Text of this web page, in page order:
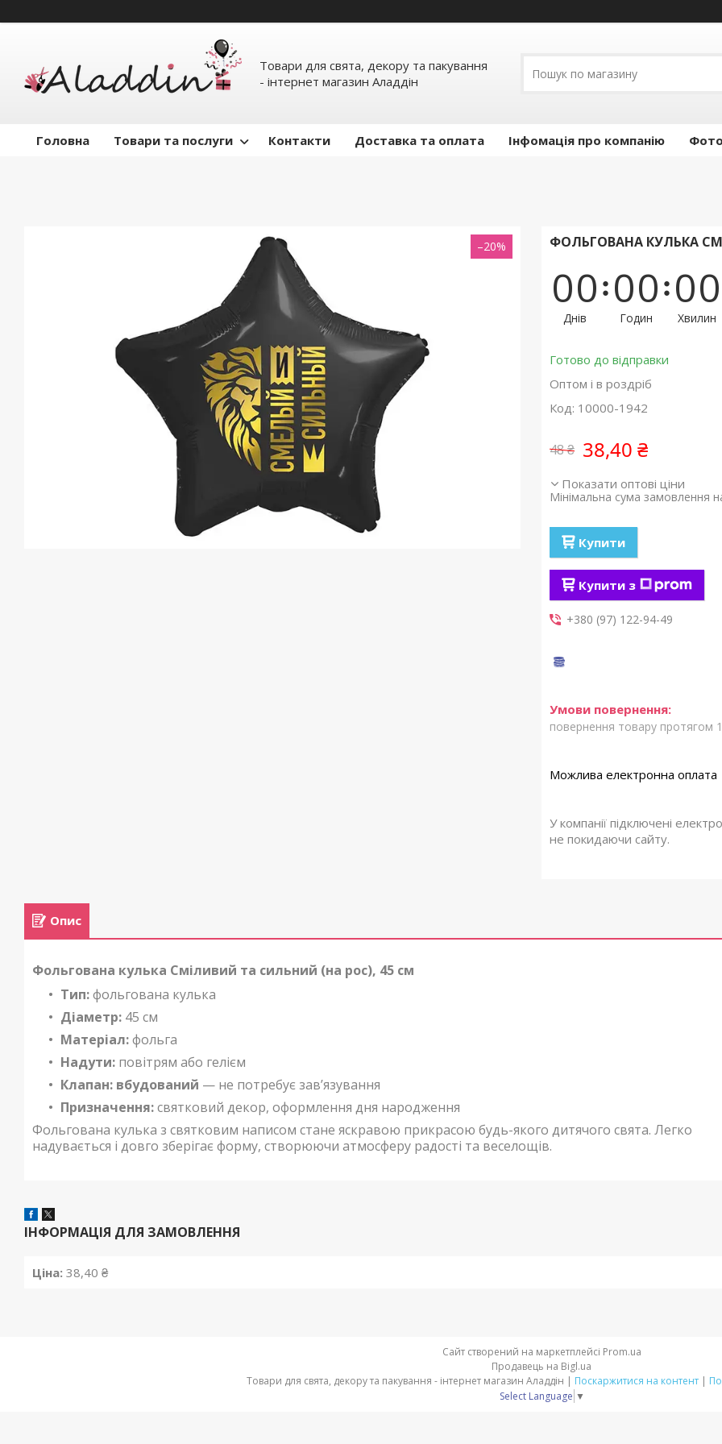
Товари для свята, декору та пакування
- інтернет магазин Аладдін
Головна Товари та послуги Контакти Доставка та оплата Інфомація про компанію
–20% ФОЛЬГОВАНА КУЛЬКА
00
Днів
00
Годин
00
Хвилин
Готово до відправки
Оптом і в роздріб
Код: 10000-1942
48 ₴ 38,40 ₴
Показати оптові ціни
Мінімальна сума замовлення
Купити
Купити з
+380 (97) 122-94-49
повернення товару протягом
У компанії підключені
не покидаючи сайту.
Опис
Фольгована кулька Сміливий та сильний (на рос), 45 см
Тип:фольгована кулька
Діаметр: 45 см
Матеріал:фольга
Надути: повітрям або гелієм
Клапан: вбудований — не потребує зав’язування
Призначення:святковий декор, оформлення дня народження
Фольгована кулька з святковим написом стане яскравою прикрасою будь-якого дитячого свята. Легко
надувається і довго зберігає форму, створюючи атмосферу радості та веселощів.
ІНФОРМАЦІЯ ДЛЯ ЗАМОВЛЕННЯ
Ціна: 38,40 ₴
Сайт створений на маркетплейсі Prom.ua
Продавець на Bigl.ua
Товари для свята, декору та пакування - інтернет магазин Аладдін | Поскаржитися на контент |
Select Language ▼